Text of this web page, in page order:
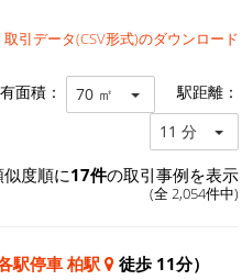
取引データ(CSV形式)のダウンロード
面積： 70 ㎡ 駅距離：
11 分
似度順に17件の取引事例を表示
(全 2,054件中)
駅停車 柏駅 徒歩 11分）